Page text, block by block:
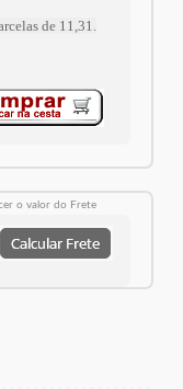
de 11,31.
o valor do Frete